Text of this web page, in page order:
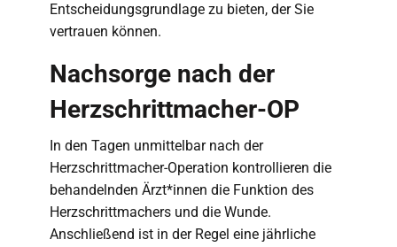
Entscheidungsgrundlage zu bieten, der Sie
vertrauen können.
Nachsorge nach der
Herzschrittmacher-OP
In den Tagen unmittelbar nach der
Herzschrittmacher-Operation kontrollieren die
behandelnden Ärzt*innen die Funktion des
Herzschrittmachers und die Wunde.
Anschließend ist in der Regel eine jährliche